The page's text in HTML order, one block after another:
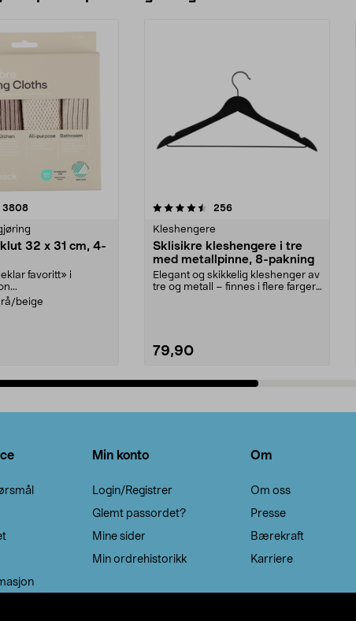
3808anmeldelser
32 x 31 cm, 4-
favoritt» i
beige
5 stjerner 256anmeldelser
Kleshengere
Sklisikre kleshengere i tre
med metallpinne, 8-pakning
Elegant og skikkelig kleshenger av
tre og metall – finnes i flere farger.
79,90
4.5av 5 stjerner
Min konto
Login/Registrer
Glemt passordet?
Mine sider
Min ordrehistorikk
Om
Om oss
Presse
Bærekraft
Karriere